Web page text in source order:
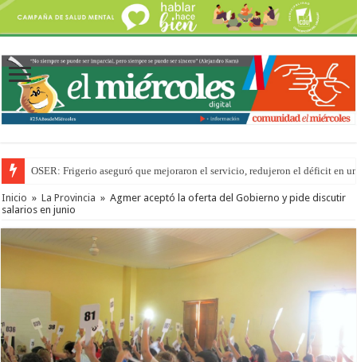
OSER: Frigerio aseguró que mejoraron el servicio, redujeron el déficit en
Inicio » La Provincia » Agmer aceptó la oferta del Gobierno y pide discutir
salarios en junio